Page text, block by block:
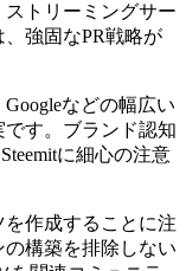
トリーミングサー
強固なPR戦略が
などの幅広い
す。ブランド認知
に細心の注意
作成することに注
構築を排除しない